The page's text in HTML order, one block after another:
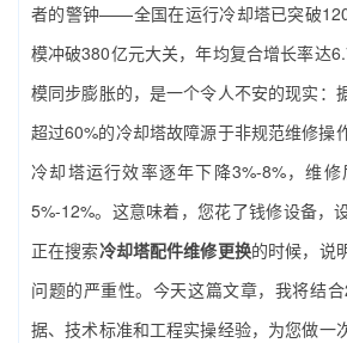
者的警钟——全国在运行冷却塔已突破
模冲破380亿元大关，年均复合增长率达
模同步膨胀的，是一个令人不安的现实：
超过60%的冷却塔故障源于非规范维修操
冷却塔运行效率逐年下降3%-8%，维
5%-12%。这意味着，您花了钱修设备，
正在搜索冷却塔配件维修更换的时候，说
问题的严重性。今天这篇文章，我将结
据、技术标准和工程实操经验，为您做一